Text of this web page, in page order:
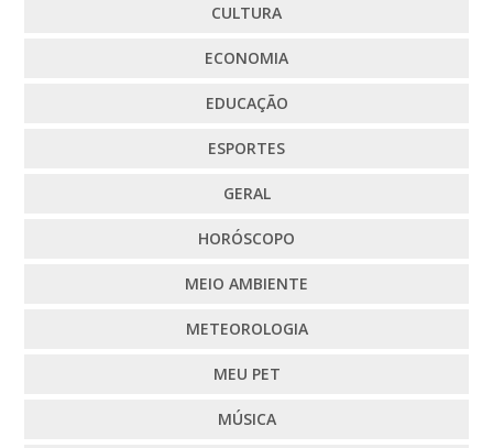
CULTURA
ECONOMIA
EDUCAÇÃO
ESPORTES
GERAL
HORÓSCOPO
MEIO AMBIENTE
METEOROLOGIA
MEU PET
MÚSICA